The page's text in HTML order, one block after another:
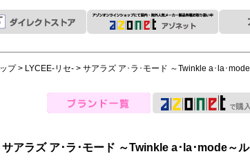
プ> LYCEE-リセ- > サアラズ ア･ラ･モード ～Twinkle a･la･
サアラズ ア･ラ･モード ～Twinkle a･la･mode～